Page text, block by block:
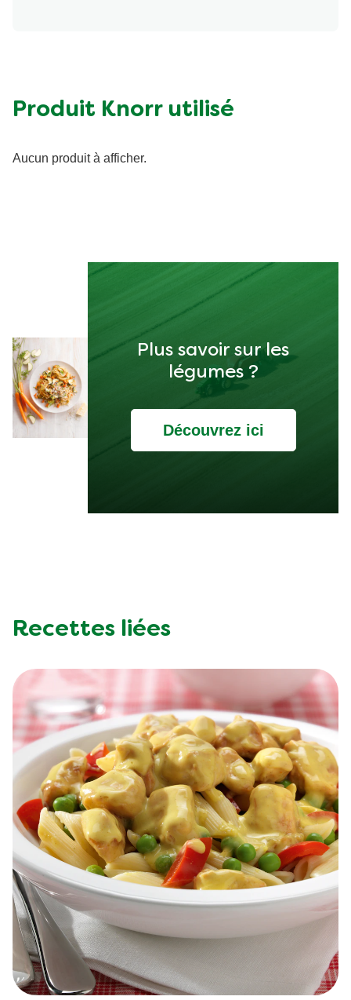
Produit Knorr utilisé
Aucun produit à afficher.
Plus savoir sur les
légumes ?
Découvrez ici
Recettes liées